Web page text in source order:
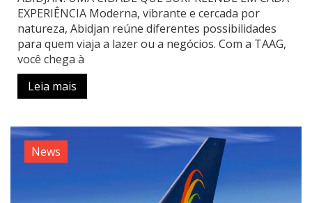
EXPERIÊNCIA Moderna, vibrante e cercada por
natureza, Abidjan reúne diferentes possibilidades
para quem viaja a lazer ou a negócios. Com a TAAG,
você chega à
Leia mais
News